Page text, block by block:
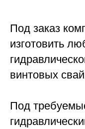
Под заказ
изготовить
винтовых
Под